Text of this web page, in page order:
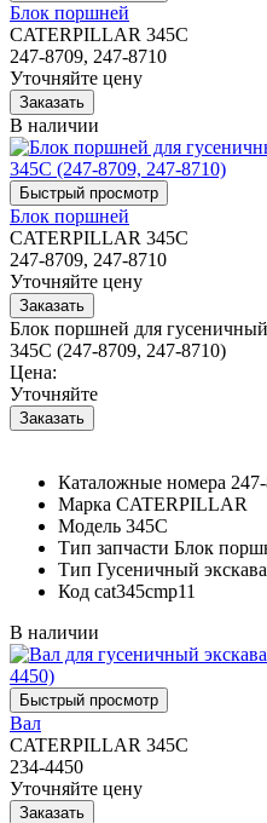
Блок поршней
CATERPILLAR 345C
247-8709, 247-8710
Уточняйте цену
В наличии
Блок поршней
CATERPILLAR 345C
247-8709, 247-8710
Уточняйте цену
Блок поршней для
345C (247-8709, 247-8710)
Цена:
Уточняйте
Каталожные номера
Марка CATERPILLAR
Модель 345C
Тип запчасти Блок
Тип Гусеничный
Код cat345cmp11
В наличии
Вал
CATERPILLAR 345C
234-4450
Уточняйте цену